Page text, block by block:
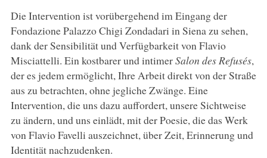
Die Intervention ist vorübergehend im Eingang der
Fondazione Palazzo Chigi Zondadari in Siena zu sehen,
dank der Sensibilität und Verfügbarkeit von Flavio
Misciattelli. Ein kostbarer und intimerSalon des Refusés,
der es jedem ermöglicht, Ihre Arbeit direkt von der Straße
aus zu betrachten, ohne jegliche Zwänge. Eine
Intervention, die uns dazu auffordert, unsere Sichtweise
zu ändern, und uns einlädt, mit der Poesie, die das Werk
von Flavio Favelli auszeichnet, über Zeit, Erinnerung und
Identität nachzudenken.